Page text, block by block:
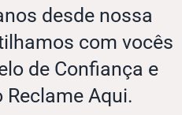
desde nossa
com vocês
de Confiança e
Aqui.